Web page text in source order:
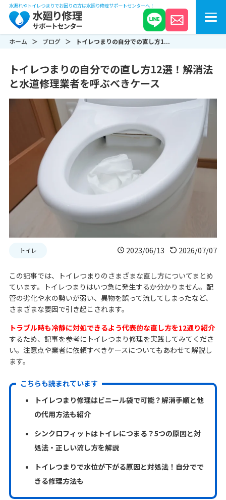
水漏れやトイレつまりでお困りの方は水廻り修理サポートセンターへ！
ホーム ブログ トイレつまりの自分での直し方1...
トイレつまりの自分での直し方12選！解消法
と水道修理業者を呼ぶべきケース
トイレ 2023/06/13 2026/07/07
この記事では、トイレつまりのさまざまな直し方についてまとめ
ています。トイレつまりはいつ急に発生するか分かりません。配
管の劣化や水の勢いが弱い、異物を誤って流してしまったなど、
さまざまな要因で引き起こされます。
トラブル時も冷静に対処できるよう代表的な直し方を12通り紹介
するため、記事を参考にトイレつまり修理を実践してみてくださ
い。注意点や業者に依頼すべきケースについてもあわせて解説し
ます。
こちらも読まれています
トイレつまり修理はビニール袋で可能？解消手順と他
の代用方法も紹介
シンクロフィットはトイレにつまる？5つの原因と対
処法・正しい流し方を解説
トイレつまりで水位が下がる原因と対処法！自分でで
きる修理方法も